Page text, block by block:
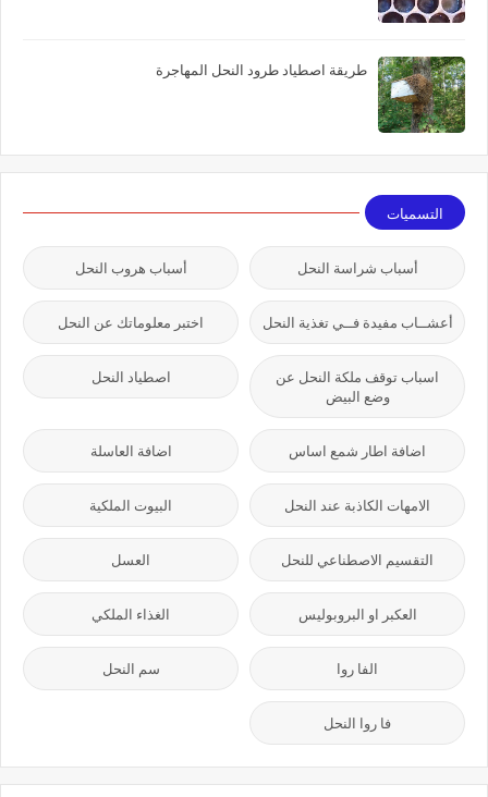
طريقة اصطياد طرود النحل المهاجرة
التسميات
أسباب شراسة النحل أسباب هروب النحل
أعشــاب مفيدة فــي تغذية النحل اختبر معلوماتك عن النحل
اسباب توقف ملكة النحل عن
وضع البيض
اصطياد النحل
اضافة اطار شمع اساس اضافة العاسلة
الامهات الكاذبة عند النحل البيوت الملكية
التقسيم الاصطناعي للنحل العسل
العكبر او البروبوليس الغذاء الملكي
الفا روا سم النحل
فا روا النحل